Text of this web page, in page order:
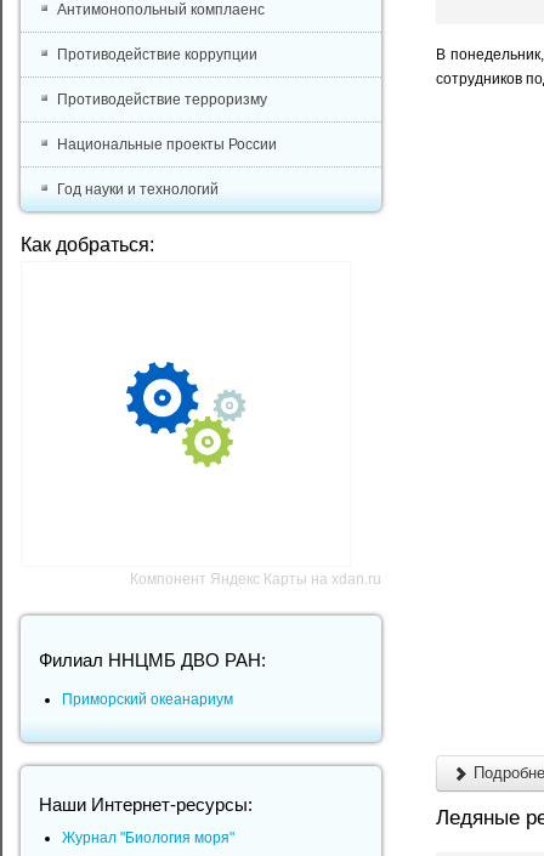
В
сотрудников
Ледяные
Антимонопольный комплаенс
Противодействие коррупции
Противодействие терроризму
Национальные проекты России
Год науки и технологий
Как добраться:
Компонент Яндекс Карты на xdan.ru
Филиал ННЦМБ ДВО РАН:
Приморский океанариум
Наши Интернет-ресурсы:
Журнал "Биология моря"